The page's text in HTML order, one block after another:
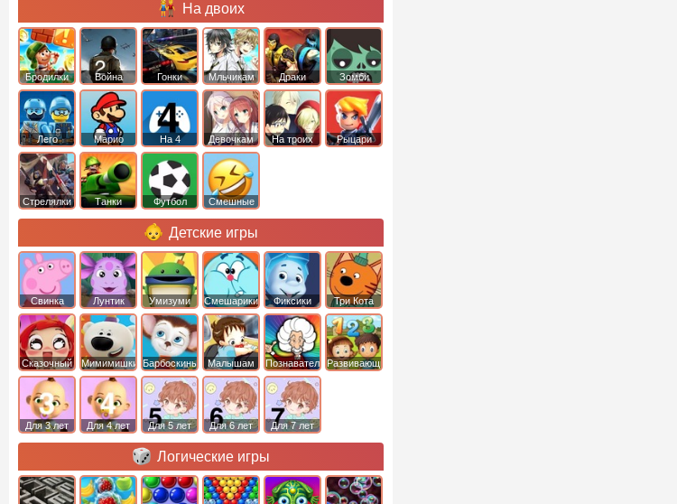
На двоих
Бродилки Война Гонки Мльчикам Драки Зомби
Лего Марио На 4 Девочкам На троих Рыцари
Стрелялки Танки Футбол Смешные
Детские игры
Свинка
Пеппа
Лунтик Умизуми Смешарики Фиксики Три Кота
Сказочный
патруль
Мимимишки Барбоскины Малышам ПознавательныеРазвивающие
Для 3 лет Для 4 лет Для 5 лет Для 6 лет Для 7 лет
Логические игры